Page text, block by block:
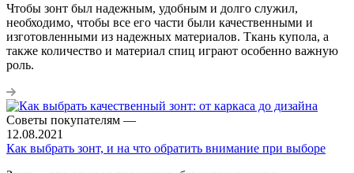
Чтобы зонт был надежным, удобным и долго служил,
необходимо, чтобы все его части были качественными и
изготовленными из надежных материалов. Ткань купола, а
также количество и материал спиц играют особенно важную
роль.
Советы покупателям —
12.08.2021
Как выбрать зонт, и на что обратить внимание при выборе